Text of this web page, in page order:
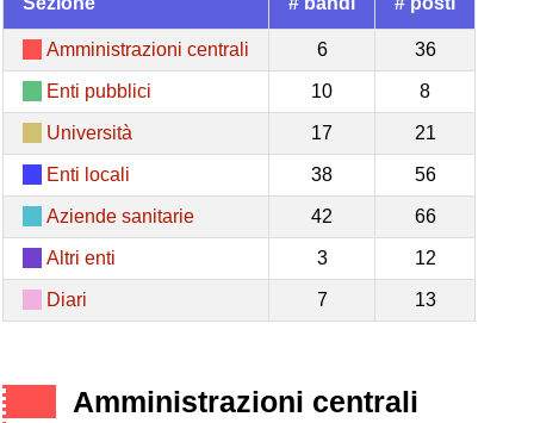
Amministrazioni centrali 6 36
Enti pubblici 10 8
Università 17 21
Enti locali 38 56
Aziende sanitarie 42 66
Altri enti 3 12
Diari 7 13
Amministrazioni centrali